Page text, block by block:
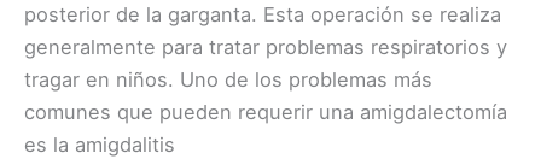
posterior de la garganta. Esta operación se realiza
generalmente para tratar problemas respiratorios y
tragar en niños. Uno de los problemas más
comunes que pueden requerir una amigdalectomía
es la amigdalitis